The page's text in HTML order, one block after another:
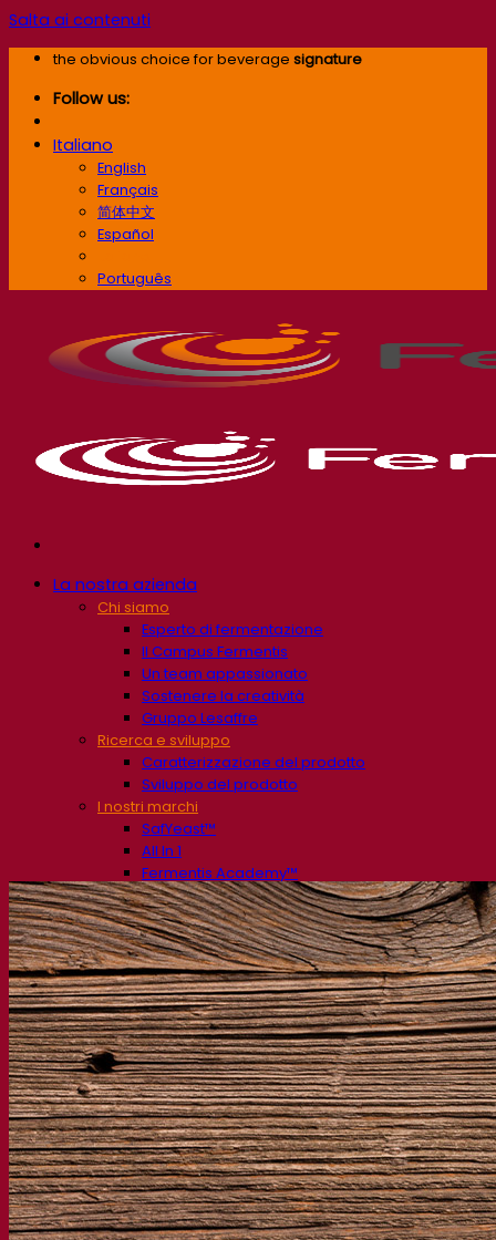
Salta ai contenuti
the obvious choice for beverage signature
Follow us:
Italiano
English
Français
简体中文
Español
Português
La nostra azienda
Chi siamo
Esperto di fermentazione
Il Campus Fermentis
Un team appassionato
Sostenere la creatività
Gruppo Lesaffre
Ricerca e sviluppo
Caratterizzazione del prodotto
Sviluppo del prodotto
I nostri marchi
SafYeast™
All In 1
Fermentis Academy™
Altri servizi
Produzione in conto terzi
Degustazioni di bevande
Soluzioni per la fermentazione
Birra
Birra con lievito secco attivo
Batteri
La fermentazione aiuta la birra
Prodotti funzionali birra
Stili di birra
Il vino
Lievito secco attivo per vino
Enzimi
La fermentazione aiuta il vino
Prodotti funzionali vino
Sidro